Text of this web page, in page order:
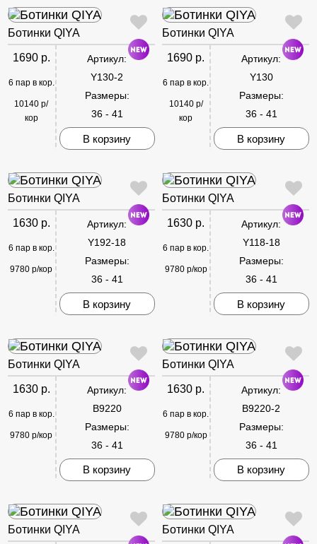
Ботинки QIYA
1690 р.
6 пар в кор.
10140 р/
кор
Артикул:
Y130-2
Размеры:
36 - 41
В корзину
Ботинки QIYA
1690 р.
6 пар в кор.
10140 р/
кор
Артикул:
Y130
Размеры:
36 - 41
В корзину
Ботинки QIYA
1630 р.
6 пар в кор.
9780 р/кор
Артикул:
Y192-18
Размеры:
36 - 41
В корзину
Ботинки QIYA
1630 р.
6 пар в кор.
9780 р/кор
Артикул:
Y118-18
Размеры:
36 - 41
В корзину
Ботинки QIYA
1630 р.
6 пар в кор.
9780 р/кор
Артикул:
B9220
Размеры:
36 - 41
В корзину
Ботинки QIYA
1630 р.
6 пар в кор.
9780 р/кор
Артикул:
B9220-2
Размеры:
36 - 41
В корзину
Ботинки QIYA Ботинки QIYA